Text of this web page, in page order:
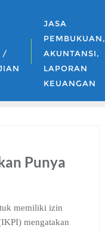
/
JASA
PEMBUKUAN,
AKUNTANSI,
LAPORAN
KEUANGAN
Punya
memiliki izin
mengatakan